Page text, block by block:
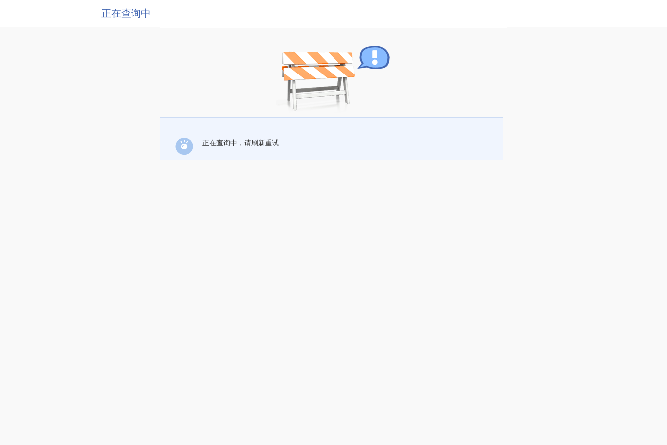
正在查询中
正在查询中，请刷新重试